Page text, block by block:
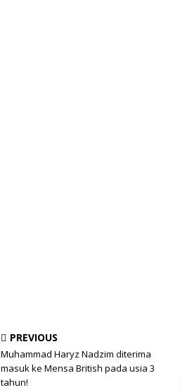
PREVIOUS
Muhammad Haryz Nadzim diterima
masuk ke Mensa British pada usia 3
tahun!